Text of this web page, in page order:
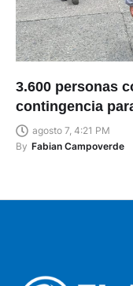
3.600 personas
contingencia
agosto 7, 4:21 PM
By Fabian Campoverde